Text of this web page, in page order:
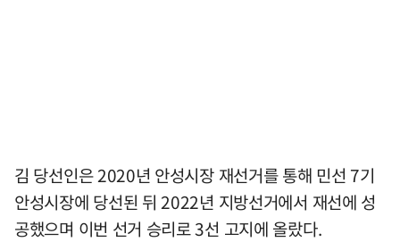
김 당선인은 2020년 안성시장 재선거를 통해 민선 7기
안성시장에 당선된 뒤 2022년 지방선거에서 재선에 성
공했으며 이번 선거 승리로 3선 고지에 올랐다.